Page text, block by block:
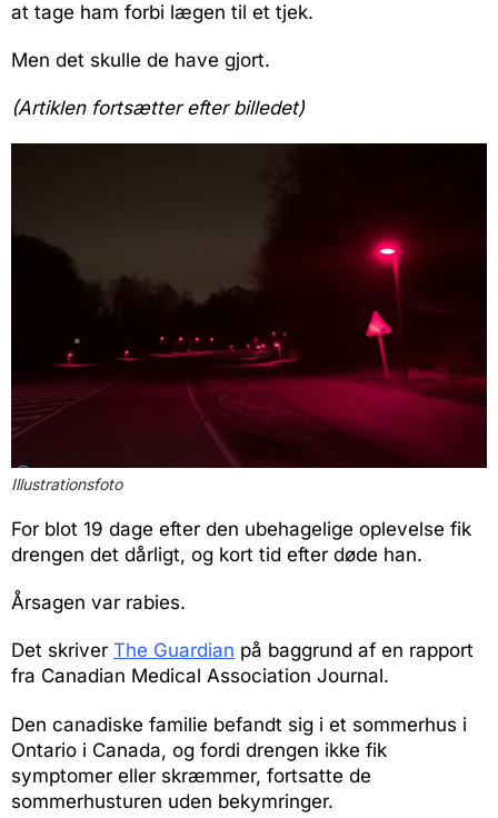
at tage ham forbi lægen til et tjek.
Men det skulle de have gjort.
(Artiklen fortsætter efter billedet)
Illustrationsfoto
For blot 19 dage efter den ubehagelige oplevelse fik
drengen det dårligt, og kort tid efter døde han.
Årsagen var rabies.
Det skriver The Guardian på baggrund af en rapport
fra Canadian Medical Association Journal.
Den canadiske familie befandt sig i et sommerhus i
Ontario i Canada, og fordi drengen ikke fik
symptomer eller skræmmer, fortsatte de
sommerhusturen uden bekymringer.